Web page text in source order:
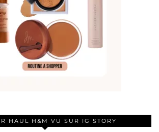
HAUL H&M VU SUR IG STORY